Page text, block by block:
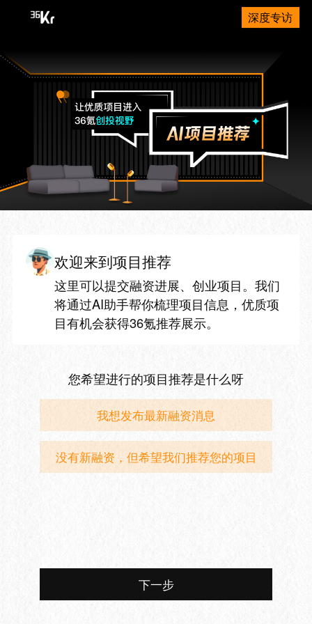
深度专访
欢迎来到项目推荐
这里可以提交融资进展、创业项目。我们
将通过AI助手帮你梳理项目信息，优质项
目有机会获得36氪推荐展示。
您希望进行的项目推荐是什么呀
我想发布最新融资消息
没有新融资，但希望我们推荐您的项目
下一步